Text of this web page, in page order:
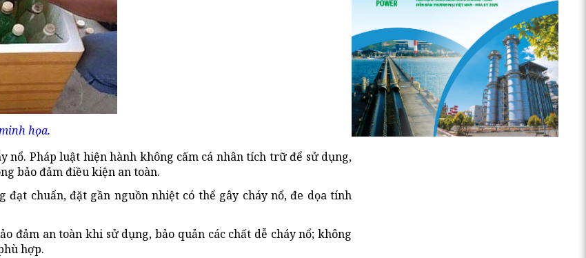
họa.
nổ. Pháp luật hiện hành không cấm cá nhân tích trữ để sử dụng,
bảo đảm điều kiện an toàn.
chuẩn, đặt gần nguồn nhiệt có thể gây cháy nổ, đe dọa tính
đảm an toàn khi sử dụng, bảo quản các chất dễ cháy nổ; không
hợp.